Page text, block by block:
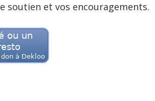
soutien et vos encouragements.